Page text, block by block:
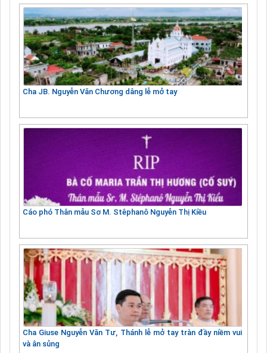
Cha JB. Nguyễn Văn Chương dâng lễ mở tay
Cáo phó Thân mẫu Sơ M. Stêphanô Nguyễn Thị Kiều
Cha Giuse Nguyễn Văn Tư, Thánh lễ mở tay tràn đầy niềm vui
và ân sủng